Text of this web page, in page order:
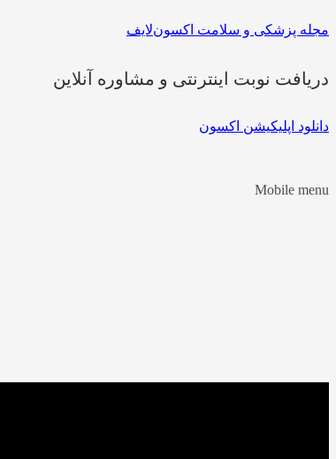
مجله پزشکی و سلامت اکسون‌لایف
دریافت نوبت اینترنتی و مشاوره آنلاین
دانلود اپلیکیشن اکسون
Mobile menu